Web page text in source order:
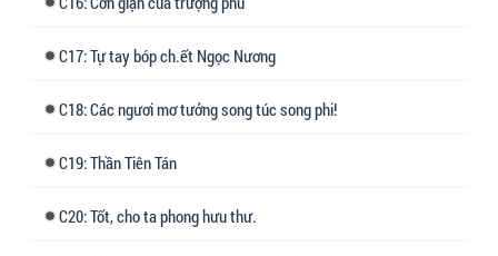
Hắn nhếch môi, lộ ra nanh vuốt sắc bén: “Muốn
---
Ban đầu, Ngọc Hà cảm động vô cùng.
Nhưng không bao lâu sau khi thành thân, nàng
17: Tự tay bóp ch.ết Ngọc Nương
18: Các ngươi mơ tưởng song túc song phi!
19: Thần Tiên Tán
20: Tốt, cho ta phong hưu thư.